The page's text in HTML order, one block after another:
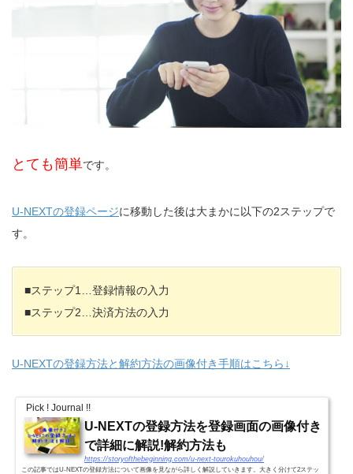
とても簡単です。
U-NEXTの登録ページに移動した後は大まかに以下の2ステップで
す。
■ステップ1…登録情報の入力
■ステップ2…決済方法の入力
U-NEXTの登録方法と解約方法の画像付き手順はこちら↓
Pick ! Journal !!
U-NEXTの登録方法を登録画面の画像付き
で詳細に解説!解約方法も
https://storyofthebeginning.com/u-next-tourokuhouhou/
この記事ではU-NEXTの登録方法について画像を見ながら詳しく解説していきます。大きく分けて2ステッ